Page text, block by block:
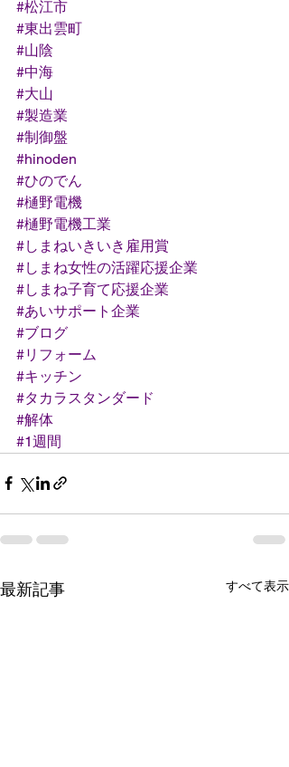
#松江市
#東出雲町
#山陰
#中海
#大山
#製造業
#制御盤
#hinoden
#ひのでん
#樋野電機
#樋野電機工業
#しまねいきいき雇用賞
#しまね女性の活躍応援企業
#しまね子育て応援企業
#あいサポート企業
#ブログ
#リフォーム
#キッチン
#タカラスタンダード
#解体
#1週間
最新記事 すべて表示